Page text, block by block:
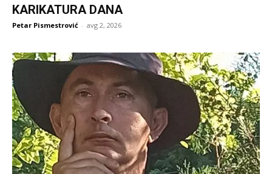
KARIKATURA DANA
Petar Pismestrović - avg 2, 2026